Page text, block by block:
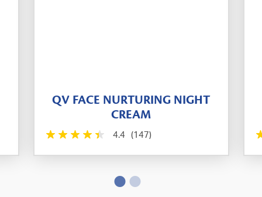
QV FACE NURTURING NIGHT
CREAM
4.4 (147)